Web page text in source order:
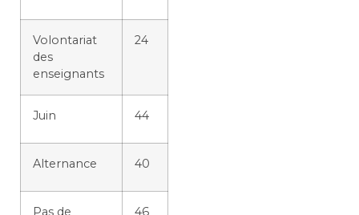
Volontariat
des
enseignants
24
Juin 44
Alternance 40
Pas de
46